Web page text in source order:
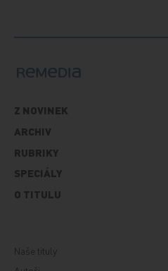
Z NOVINEK
ARCHIV
RUBRIKY
SPECIÁLY
O TITULU
Naše tituly